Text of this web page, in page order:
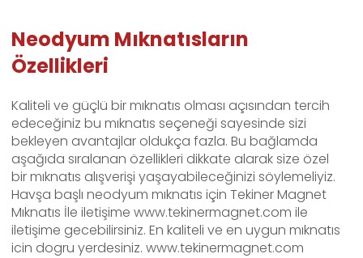
Neodyum Mıknatısların
Özellikleri
Kaliteli ve güçlü bir mıknatıs olması açısından tercih
edeceğiniz bu mıknatıs seçeneği sayesinde sizi
bekleyen avantajlar oldukça fazla. Bu bağlamda
aşağıda sıralanan özellikleri dikkate alarak size özel
bir mıknatıs alışverişi yaşayabileceğinizi söylemeliyiz.
Havşa başlı neodyum mıknatıs için Tekiner Magnet
Mıknatıs İle iletişime www.tekinermagnet.com ile
iletişime gecebilirsiniz. En kaliteli ve en uygun mıknatıs
icin dogru yerdesiniz. www.tekinermagnet.com